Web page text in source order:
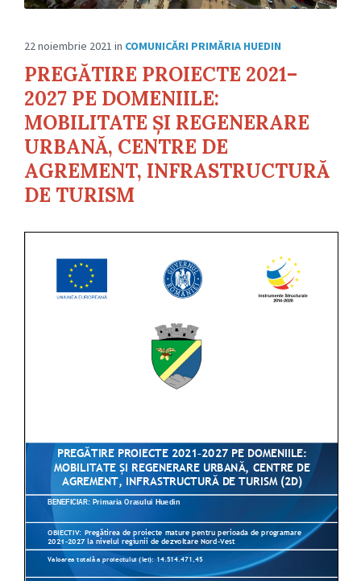
22 noiembrie 2021 in COMUNICĂRI PRIMĂRIA HUEDIN
PREGĂTIRE PROIECTE 2021–
2027 PE DOMENIILE:
MOBILITATE ȘI REGENERARE
URBANĂ, CENTRE DE
AGREMENT, INFRASTRUCTURĂ
DE TURISM